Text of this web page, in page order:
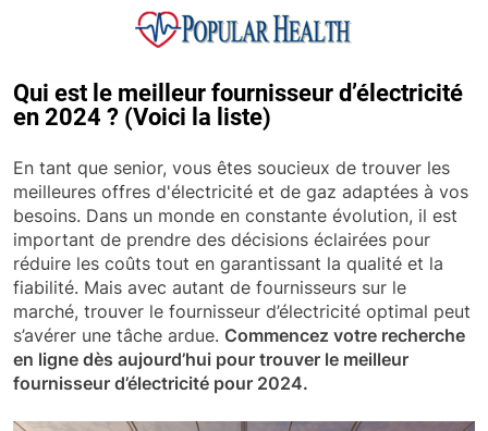
Popular Health
Qui est le meilleur fournisseur d’électricité
en 2024 ? (Voici la liste)
En tant que senior, vous êtes soucieux de trouver les
meilleures offres d'électricité et de gaz adaptées à vos
besoins. Dans un monde en constante évolution, il est
important de prendre des décisions éclairées pour
réduire les coûts tout en garantissant la qualité et la
fiabilité. Mais avec autant de fournisseurs sur le
marché, trouver le fournisseur d’électricité optimal peut
s’avérer une tâche ardue. Commencez votre recherche
en ligne dès aujourd’hui pour trouver le meilleur
fournisseur d’électricité pour 2024.